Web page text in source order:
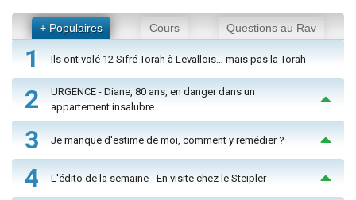
+ Populaires Cours Questions au Rav
1 Ils ont volé 12 Sifré Torah à Levallois… mais pas la Torah
2
URGENCE - Diane, 80 ans, en danger dans un
appartement insalubre
3 Je manque d'estime de moi, comment y remédier ?
4 L'édito de la semaine - En visite chez le Steipler